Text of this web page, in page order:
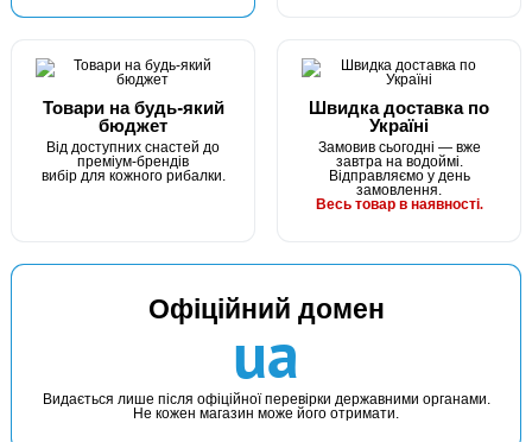
Гачок Fanatik FEEDER GOLD FF-22G №8
Маг: 8 шт
КУПИТИ
Гачок Fanatik FEEDER GOLD FF-22G №10
Товари на будь-який
бюджет
Від доступних снастей до
преміум-брендів
вибір для кожного рибалки.
Швидка доставка по
Україні
Замовив сьогодні — вже
завтра на водоймі.
Відправляємо у день
замовлення.
Весь товар в наявності.
Офіційний домен
ua
Видається лише після офіційної перевірки державними органами.
Не кожен магазин може його отримати.